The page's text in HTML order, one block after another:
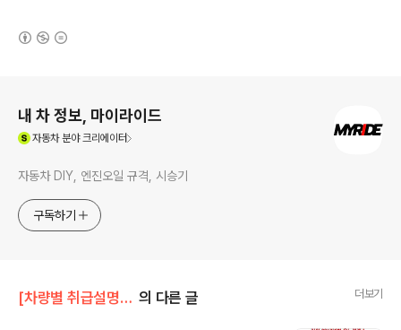
내 차 정보, 마이라이드
자동차분야 크리에이터
자동차 DIY, 엔진오일 규격, 시승기
구독하기
[차량별 취급설명서]/기아차 취급설명서 의 다른 글 더보기